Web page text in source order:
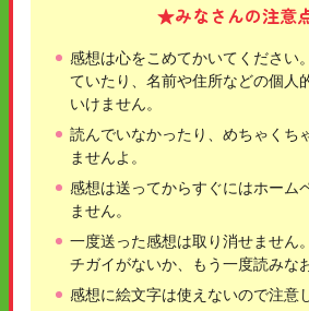
★みなさんの注意
感想は心をこめてかいてください
ていたり、名前や住所などの個人
いけません。
読んでいなかったり、めちゃくち
ませんよ。
感想は送ってからすぐにはホーム
ません。
一度送った感想は取り消せません
チガイがないか、もう一度読みな
感想に絵文字は使えないので注意